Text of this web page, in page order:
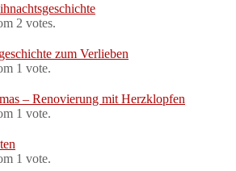
2 votes.
zum Verlieben
1 vote.
– Renovierung mit Herzklopfen
1 vote.
1 vote.